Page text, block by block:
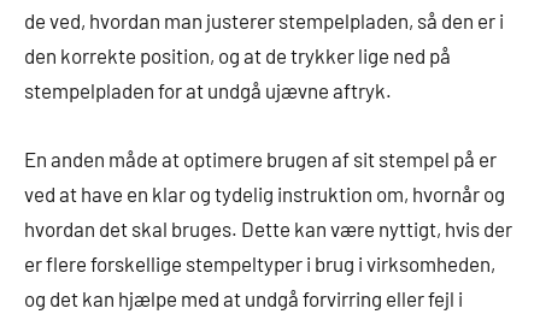
de ved, hvordan man justerer stempelpladen, så den er i
den korrekte position, og at de trykker lige ned på
stempelpladen for at undgå ujævne aftryk.
En anden måde at optimere brugen af sit stempel på er
ved at have en klar og tydelig instruktion om, hvornår og
hvordan det skal bruges. Dette kan være nyttigt, hvis der
er flere forskellige stempeltyper i brug i virksomheden,
og det kan hjælpe med at undgå forvirring eller fejl i